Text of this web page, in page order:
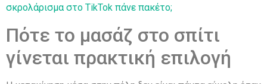
σκρολάρισμα στο TikTok πάνε πακέτο;
Πότε το μασάζ στο σπίτι
γίνεται πρακτική επιλογή